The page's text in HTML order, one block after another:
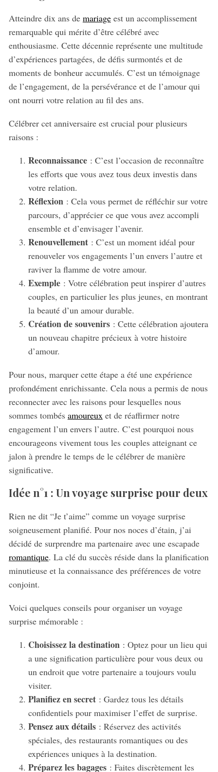
Atteindre dix ans de mariageest un accomplissement
remarquable qui mérite d’être célébré avec
enthousiasme. Cette décennie représente une multitude
d’expériences partagées, de défis surmontés et de
moments de bonheur accumulés. C’est un témoignage
de l’engagement, de la persévérance et de l’amour qui
ont nourri votre relation au fil des ans.
Célébrer cet anniversaire est crucial pour plusieurs
raisons :
Reconnaissance: C’est l’occasion de reconnaître
les efforts que vous avez tous deux investis dans
votre relation.
Réflexion : Cela vous permet de réfléchir sur votre
parcours, d’apprécier ce que vous avez accompli
ensemble et d’envisager l’avenir.
Renouvellement: C’est un moment idéal pour
renouveler vos engagements l’un envers l’autre et
raviver la flamme de votre amour.
Exemple: Votre célébration peut inspirer d’autres
couples, en particulier les plus jeunes, en montrant
la beauté d’un amour durable.
Création de souvenirs: Cette célébration ajoutera
un nouveau chapitre précieux à votre histoire
d’amour.
Pour nous, marquer cette étape a été une expérience
profondément enrichissante. Cela nous a permis de nous
reconnecter avec les raisons pour lesquelles nous
sommes tombés amoureux et de réaffirmer notre
engagement l’un envers l’autre. C’est pourquoi nous
encourageons vivement tous les couples atteignant ce
jalon à prendre le temps de le célébrer de manière
significative.
Idée n°1 : Un voyage surprise pour deux
Rien ne dit “Je t’aime” comme un voyage surprise
soigneusement planifié. Pour nos noces d’étain, j’ai
décidé de surprendre ma partenaire avec une escapade
romantique. La clé du succès réside dans la planification
minutieuse et la connaissance des préférences de votre
conjoint.
Voici quelques conseils pour organiser un voyage
surprise mémorable :
Choisissez la destination : Optez pour un lieu qui
a une signification particulière pour vous deux ou
un endroit que votre partenaire a toujours voulu
visiter.
Planifiez en secret: Gardez tous les détails
confidentiels pour maximiser l’effet de surprise.
Pensez aux détails: Réservez des activités
spéciales, des restaurants romantiques ou des
expériences uniques à la destination.
Préparez les bagages: Faites discrètement les